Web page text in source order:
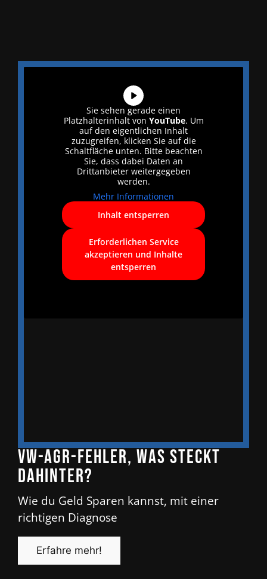
VW-AGR-Fehler, was steckt
dahinter?
Wie du Geld Sparen kannst, mit einer
richtigen Diagnose
Erfahre mehr!
Sie sehen gerade einen
Platzhalterinhalt von YouTube. Um
auf den eigentlichen Inhalt
zuzugreifen, klicken Sie auf die
Schaltfläche unten. Bitte beachten
Sie, dass dabei Daten an
Drittanbieter weitergegeben
werden.
Mehr Informationen
Inhalt entsperren
Erforderlichen Service
akzeptieren und Inhalte
entsperren